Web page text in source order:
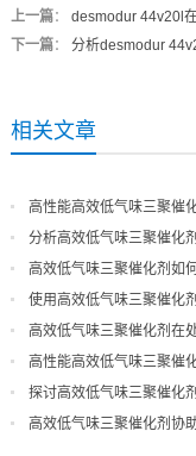
上一篇： desmodur 44v20l
下一篇： 分析desmodur
相关文章
高性能高效低气味三聚催
分析高效低气味三聚催化
现
高效低气味三聚催化剂如
量
使用高效低气味三聚催化
高效低气味三聚催化剂在
导
高性能高效低气味三聚催
探讨高效低气味三聚催化
果
高效低气味三聚催化剂协